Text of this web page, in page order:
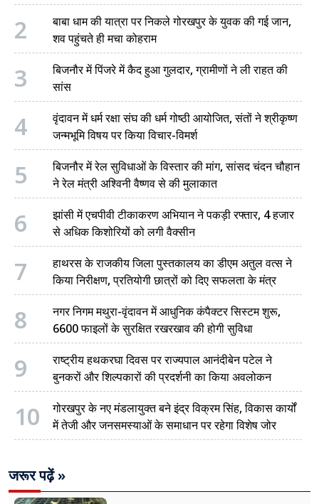
2
बाबा धाम की यात्रा पर निकले गोरखपुर के युवक की गई जान,
शव पहुंचते ही मचा कोहराम
3
बिजनौर में पिंजरे में कैद हुआ गुलदार, ग्रामीणों ने ली राहत की
सांस
4
वृंदावन में धर्म रक्षा संघ की धर्म गोष्ठी आयोजित, संतों ने श्रीकृष्ण
जन्मभूमि विषय पर किया विचार-विमर्श
5
बिजनौर में रेल सुविधाओं के विस्तार की मांग, सांसद चंदन चौहान
ने रेल मंत्री अश्विनी वैष्णव से की मुलाकात
6
झांसी में एचपीवी टीकाकरण अभियान ने पकड़ी रफ्तार, 4 हजार
से अधिक किशोरियों को लगी वैक्सीन
7
हाथरस के राजकीय जिला पुस्तकालय का डीएम अतुल वत्स ने
किया निरीक्षण, प्रतियोगी छात्रों को दिए सफलता के मंत्र
8
नगर निगम मथुरा-वृंदावन में आधुनिक कंपैक्टर सिस्टम शुरू,
6600 फाइलों के सुरक्षित रखरखाव की होगी सुविधा
9
राष्ट्रीय हथकरघा दिवस पर राज्यपाल आनंदीबेन पटेल ने
बुनकरों और शिल्पकारों की प्रदर्शनी का किया अवलोकन
10
गोरखपुर के नए मंडलायुक्त बने इंद्र विक्रम सिंह, विकास कार्यों
में तेजी और जनसमस्याओं के समाधान पर रहेगा विशेष जोर
जरूर पढ़ें »